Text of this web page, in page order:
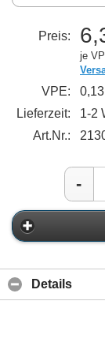
Preis:
je
VPE:
Lieferzeit:
1-2
Art.Nr.:
-
Details